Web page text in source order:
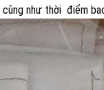
cũng như thời điểm